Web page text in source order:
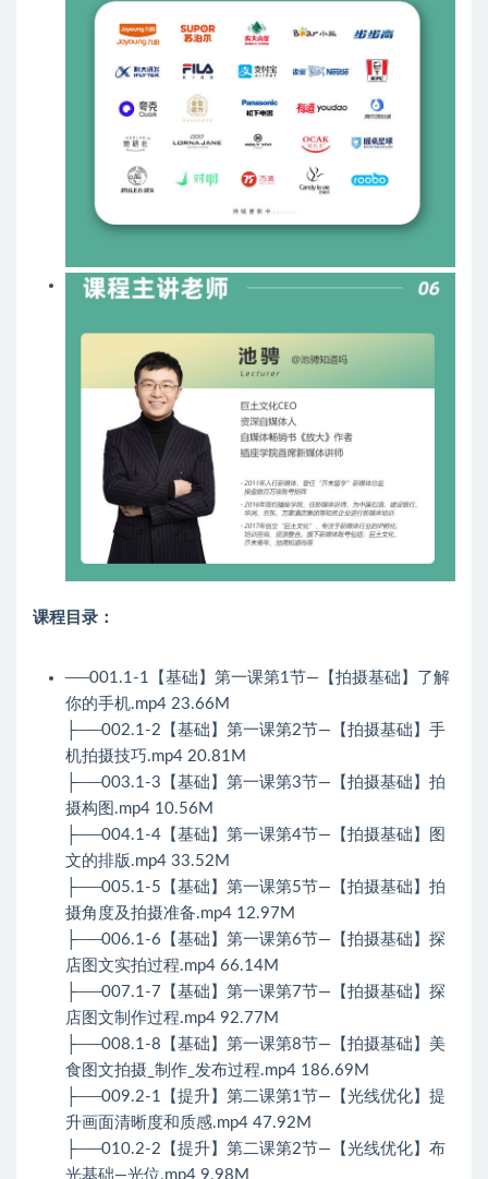
课程目录：
──001.1-1【基础】第一课第1节—【拍摄基础】了解
你的手机.mp4 23.66M
├──002.1-2【基础】第一课第2节—【拍摄基础】手
机拍摄技巧.mp4 20.81M
├──003.1-3【基础】第一课第3节—【拍摄基础】拍
摄构图.mp4 10.56M
├──004.1-4【基础】第一课第4节—【拍摄基础】图
文的排版.mp4 33.52M
├──005.1-5【基础】第一课第5节—【拍摄基础】拍
摄角度及拍摄准备.mp4 12.97M
├──006.1-6【基础】第一课第6节—【拍摄基础】探
店图文实拍过程.mp4 66.14M
├──007.1-7【基础】第一课第7节—【拍摄基础】探
店图文制作过程.mp4 92.77M
├──008.1-8【基础】第一课第8节—【拍摄基础】美
食图文拍摄_制作_发布过程.mp4 186.69M
├──009.2-1【提升】第二课第1节—【光线优化】提
升画面清晰度和质感.mp4 47.92M
├──010.2-2【提升】第二课第2节—【光线优化】布
光基础—光位.mp4 9.98M